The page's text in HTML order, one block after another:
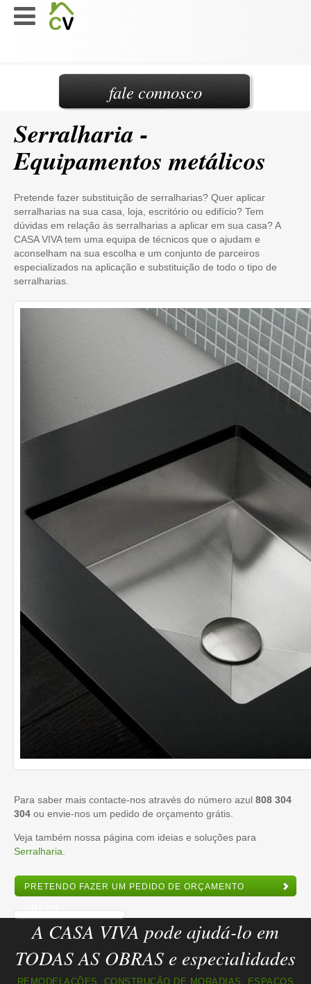
Serralharia -
Equipamentos metálicos
Pretende fazer substituição de serralharias? Quer aplicar
serralharias na sua casa, loja, escritório ou edifício? Tem
dúvidas em relação às serralharias a aplicar em sua casa? A
CASA VIVA tem uma equipa de técnicos que o ajudam e
aconselham na sua escolha e um conjunto de parceiros
especializados na aplicação e substituição de todo o tipo de
serralharias.
Para saber mais contacte-nos através do número azul 808 304
304 ou envie-nos um pedido de orçamento grátis.
Veja também nossa página com ideias e soluções para
Serralharia
PRETENDO FAZER UM PEDIDO DE ORÇAMENTO
GRÁTIS
fale connosco
A CASA VIVA pode ajudá-lo em
TODAS AS OBRAS e especialidades
REMODELAÇÕES, CONSTRUÇÃO DE MORADIAS, ESPAÇOS